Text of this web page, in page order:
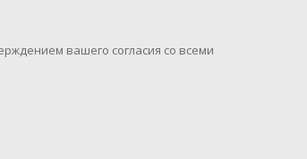
вашего согласия со всеми